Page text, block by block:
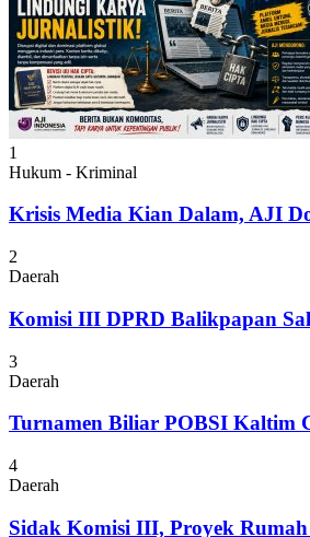
1
Hukum - Kriminal
Krisis Media Kian Dalam, AJI
2
Daerah
Komisi III DPRD Balikpapan
3
Daerah
Turnamen Biliar POBSI Kaltim
4
Daerah
Sidak Komisi III, Proyek